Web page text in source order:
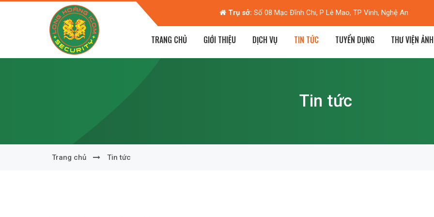
P Lê Mao, TP Vinh, Nghệ An Hà Nội: Biệt thự M2-L7, KĐT Dương Nội, Hà Đông, Hà Nội
TRANG CHỦ GIỚI THIỆU DỊCH VỤ TIN TỨC TUYỂN DỤNG THƯ VIỆN ẢNH
Tin tức
Trang chủ Tin tức